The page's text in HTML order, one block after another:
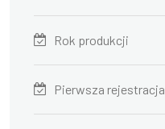
Rok produkcji
Pierwsza rejestracja